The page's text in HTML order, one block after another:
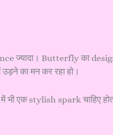
ज्यादा। Butterfly का
का मन कर रहा हो।
एक stylish spark चाहिए